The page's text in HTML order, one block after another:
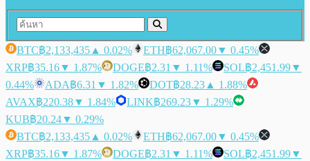
BTC฿2,133,435 ▲ 0.02% ETH฿62,067.00▼ 0.45%
XRP฿35.16▼ 1.87% DOGE฿2.31 ▼ 1.11% SOL฿2,451.99▼
0.44%
ADA฿6.31 ▼ 1.82% DOT฿28.23 ▲ 1.88%
AVAX฿220.38▼ 1.84% LINK฿269.23▼ 1.29%
KUB฿20.24▼ 0.29%
BTC฿2,133,435 ▲ 0.02% ETH฿62,067.00▼ 0.45%
XRP฿35.16▼ 1.87% DOGE฿2.31 ▼ 1.11% SOL฿2,451.99▼